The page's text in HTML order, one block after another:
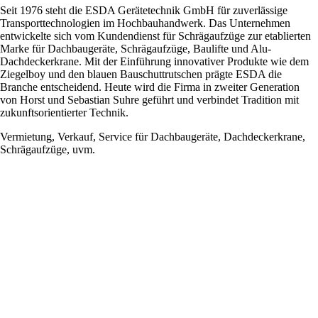
Seit 1976 steht die ESDA Gerätetechnik GmbH für zuverlässige
Transporttechnologien im Hochbauhandwerk. Das Unternehmen
entwickelte sich vom Kundendienst für Schrägaufzüge zur etablierten
Marke für Dachbaugeräte, Schrägaufzüge, Baulifte und Alu-
Dachdeckerkrane. Mit der Einführung innovativer Produkte wie dem
Ziegelboy und den blauen Bauschuttrutschen prägte ESDA die
Branche entscheidend. Heute wird die Firma in zweiter Generation
von Horst und Sebastian Suhre geführt und verbindet Tradition mit
zukunftsorientierter Technik.
Vermietung, Verkauf, Service für Dachbaugeräte, Dachdeckerkrane,
Schrägaufzüge, uvm.